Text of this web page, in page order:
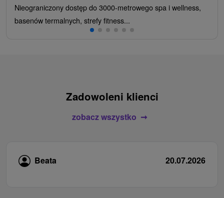
Nieograniczony dostęp do 3000-metrowego spa i wellness,
basenów termalnych, strefy fitness...
Zadowoleni klienci
zobacz wszystko
Beata 20.07.2026